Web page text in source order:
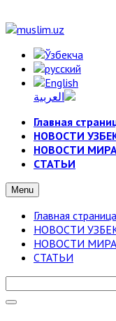
Главная
НОВОСТИ
НОВОСТИ
СТАТЬИ
Menu
Главная страница
НОВОСТИ
НОВОСТИ МИРА
СТАТЬИ